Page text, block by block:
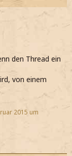
den Thread ein
von einem
2015 um